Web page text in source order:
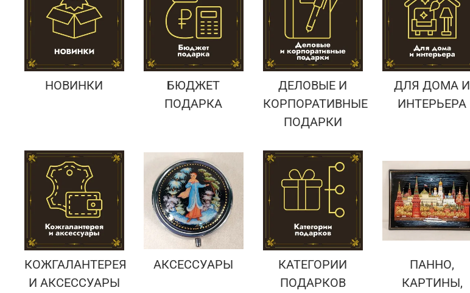
Подарки банковскому работнику
Подарки брокеру
Подарки директору/руководителю
Подарки страховщику
Подарки строителю
Подарки учителю
НОВИНКИ
БЮДЖЕТ
ПОДАРКА
ДЕЛОВЫЕ И
КОРПОРАТИВНЫЕ
ПОДАРКИ
ДЛЯ ДОМА И
ИНТЕРЬЕРА
КОЖГАЛАНТЕРЕЯ
И АКСЕССУАРЫ
АКСЕССУАРЫ
КАТЕГОРИИ
ПОДАРКОВ
ПАННО,
КАРТИНЫ,